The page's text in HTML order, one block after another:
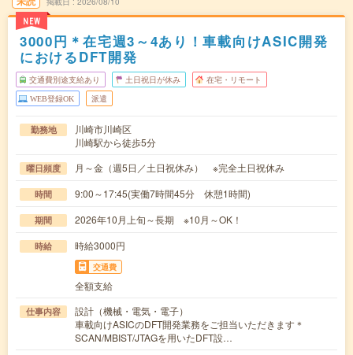
NEW
3000円＊在宅週3～4あり！車載向けASIC開発
におけるDFT開発
交通費別途支給あり 土日祝日が休み 在宅・リモート
WEB登録OK 派遣
勤務地
川崎市川崎区
川崎駅から徒歩5分
曜日頻度 月～金（週5日／土日祝休み） ※完全土日祝休み
時間 9:00～17:45(実働7時間45分 休憩1時間)
期間 2026年10月上旬～長期 ※10月～OK！
時給 時給3000円
交通費
全額支給
仕事内容
設計（機械・電気・電子）
車載向けASICのDFT開発業務をご担当いただきます＊
SCAN/MBIST/JTAGを用いたDFT設…